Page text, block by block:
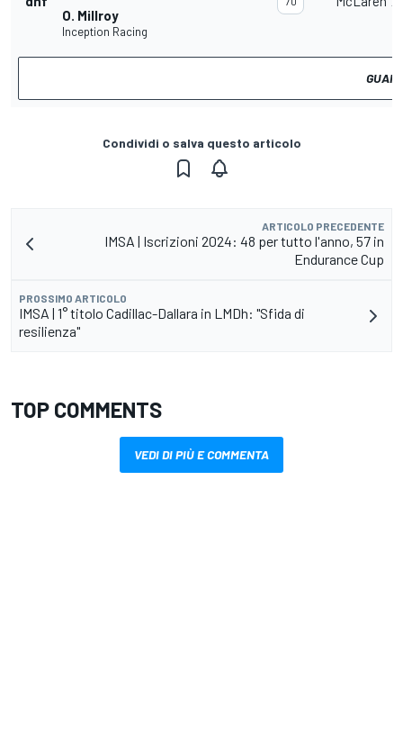
O. Millroy
Inception Racing
Condividi o salva questo articolo
ARTICOLO PRECEDENTE
IMSA | Iscrizioni 2024: 48 per tutto l'anno, 57 in
Endurance Cup
PROSSIMO ARTICOLO
IMSA | 1° titolo Cadillac-Dallara in LMDh: "Sfida di
resilienza"
TOP COMMENTS
VEDI DI PIÙ E COMMENTA